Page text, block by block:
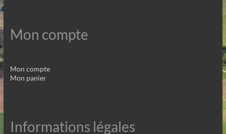
Mon compte
Mon compte
Mon panier
Informations légales